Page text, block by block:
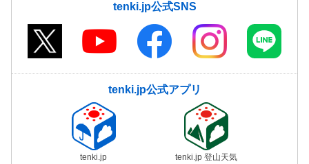
tenki.jp公式SNS
tenki.jp公式アプリ
tenki.jp tenki.jp 登山天気